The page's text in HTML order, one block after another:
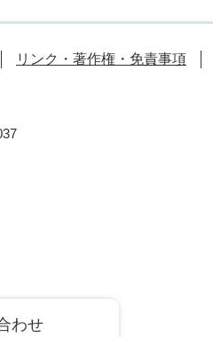
リンク・著作権・免責事項
わせ